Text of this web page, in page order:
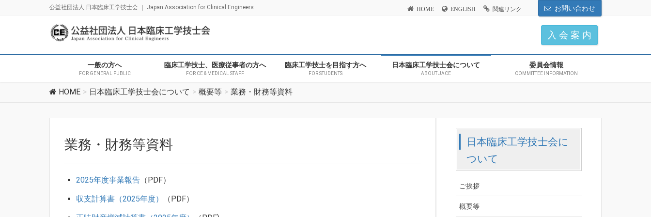
公益社団法人 日本臨床工学技士会 ｜ Japan Association for Clinical Engineers HOME ENGLISH 関連リンク お問い合わせ
入 会 案 内
一般の方へ
FOR GENERAL PUBLIC
臨床工学技士、医療従事者の方へ
FOR CE & MEDICAL STAFF
臨床工学技士を目指す方へ
FOR STUDENTS
日本臨床工学技士会について
ABOUT JACE
委員会情報
COMMITTEE INFORMATION
HOME 日本臨床工学技士会について 概要等 業務・財務等資料
業務・財務等資料
2025年度事業報告 （PDF）
収支計算書（2025年度） （PDF）
日本臨床工学技士会に
ついて
ご挨拶
概要等